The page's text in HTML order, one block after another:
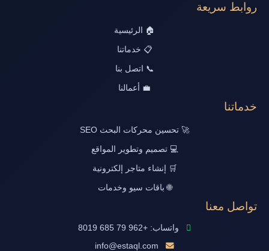
روابط سريعة
🏠 الرئيسية
📋 خدماتنا
📞 اتصل بنا
💼 أعمالنا
خدماتنا
🚀 تحسين محركات البحث SEO
💻 تصميم وتطوير المواقع
🛒 إنشاء متاجر إلكترونية
🌐 باقات سيو وخدمات
تواصل معنا
واتساب: +962 79 685 8019
info@estaql.com